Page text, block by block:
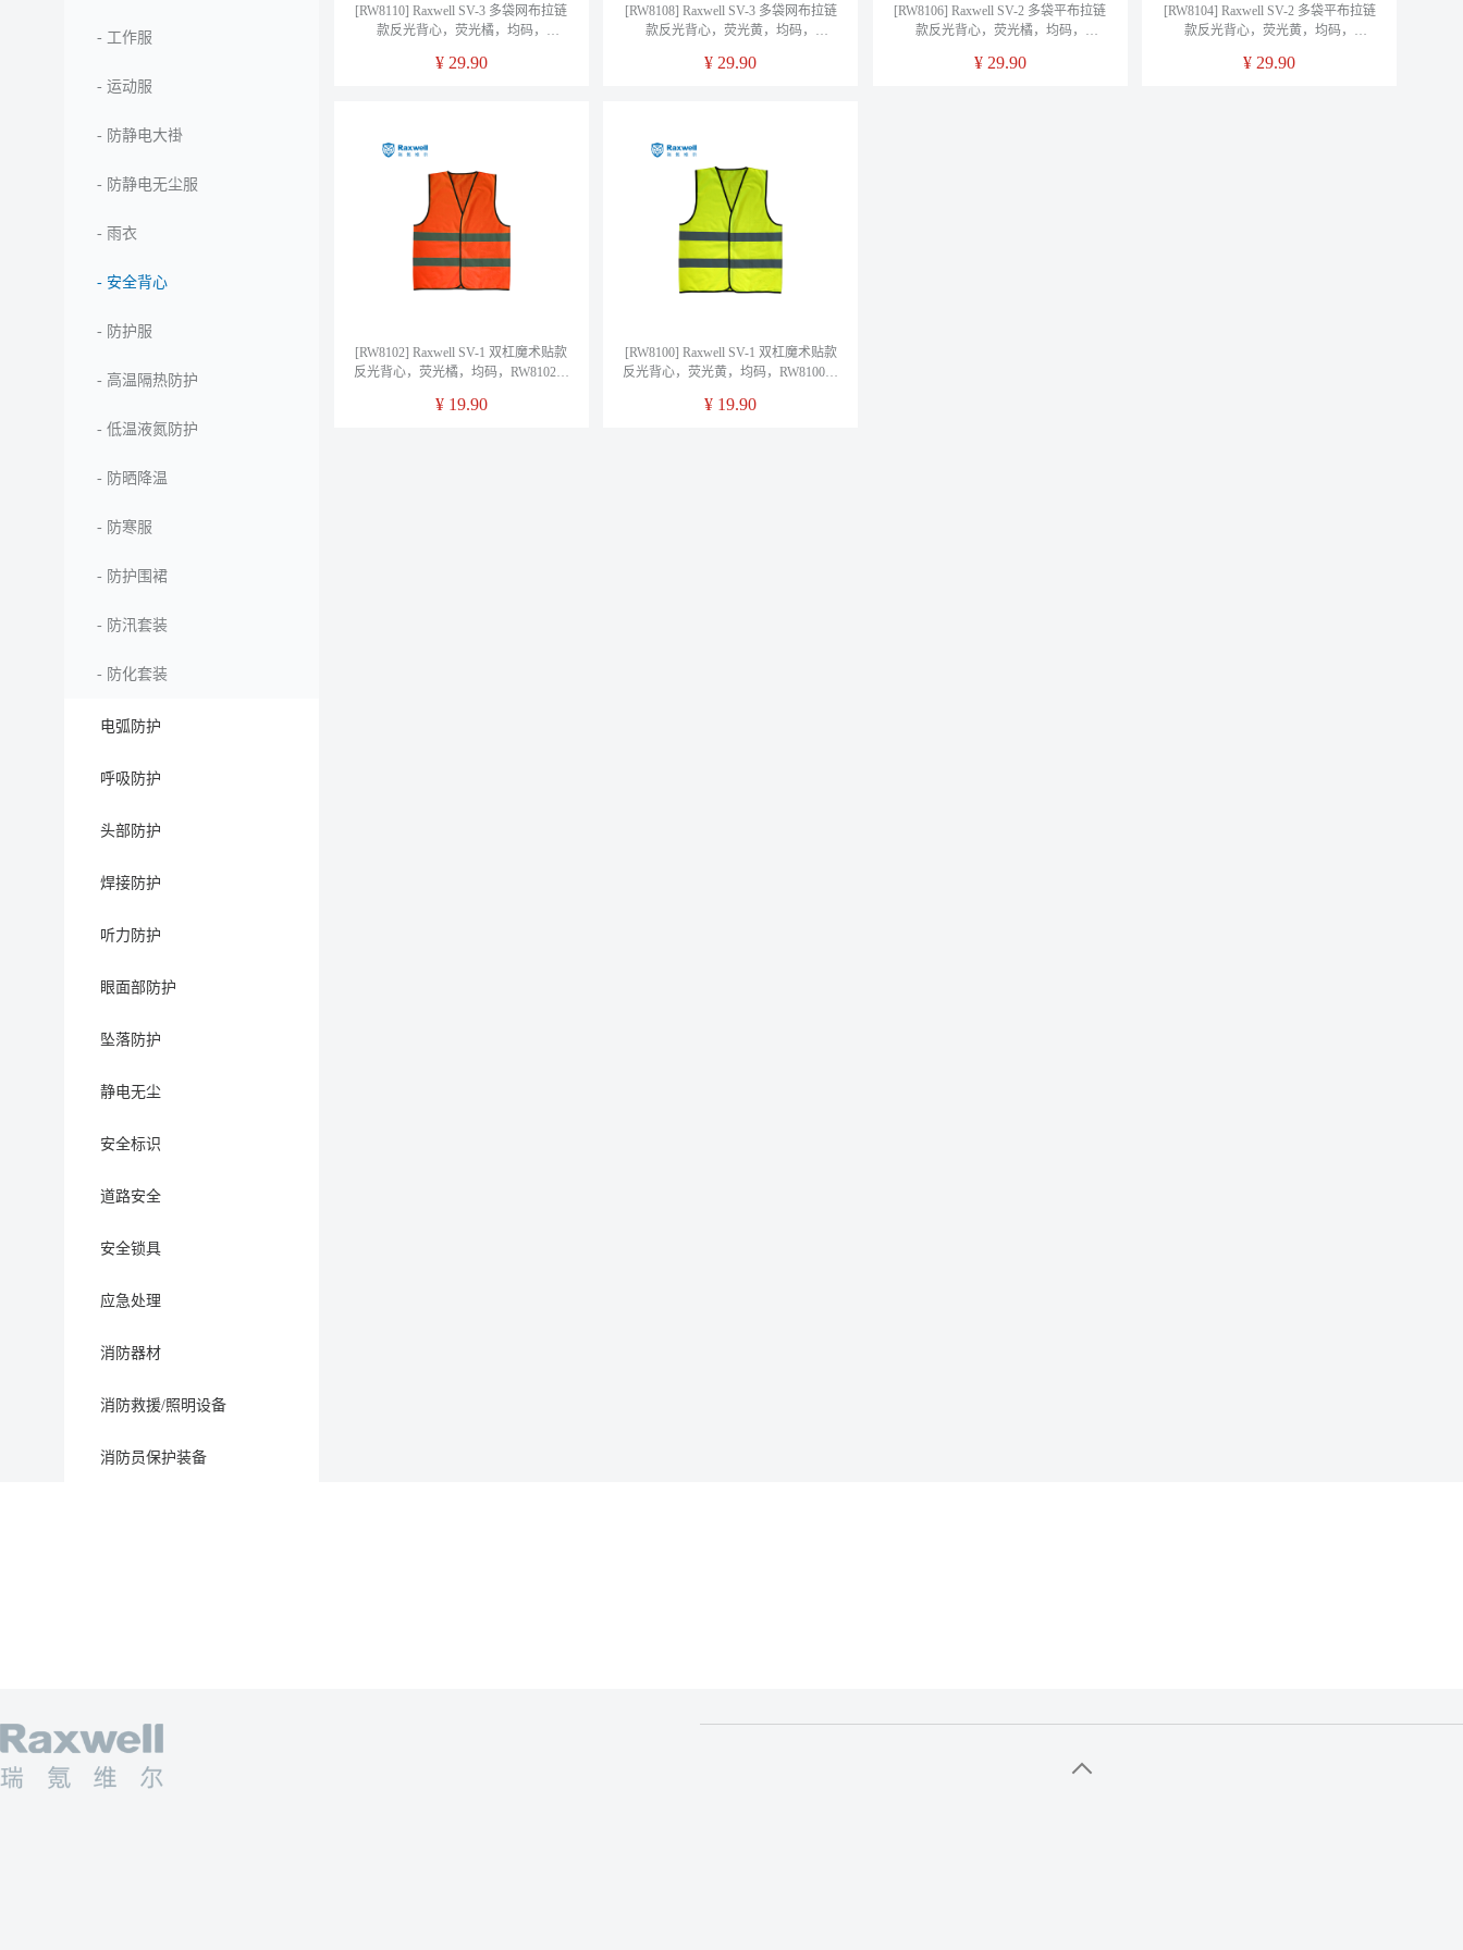
- 工作服
- 运动服
- 防静电大褂
- 防静电无尘服
- 雨衣
- 安全背心
- 防护服
- 高温隔热防护
- 低温液氮防护
- 防晒降温
- 防寒服
- 防护围裙
- 防汛套装
- 防化套装
电弧防护
呼吸防护
头部防护
焊接防护
听力防护
眼面部防护
坠落防护
静电无尘
安全标识
道路安全
安全锁具
应急处理
消防器材
消防救援/照明设备
消防员保护装备
[RW8110] Raxwell SV-3 多袋网布拉链
款反光背心，荧光橘，均码，
¥ 29.90
[RW8108] Raxwell SV-3 多袋网布拉链
款反光背心，荧光黄，均码，
¥ 29.90
[RW8106] Raxwell SV-2 多袋平布拉链
款反光背心，荧光橘，均码，
¥ 29.90
[RW8104] Raxwell SV-2 多袋平布拉链
款反光背心，荧光黄，均码，
¥ 29.90
[RW8102] Raxwell SV-1 双杠魔术贴款
反光背心，荧光橘，均码，RW8102，
¥ 19.90
[RW8100] Raxwell SV-1 双杠魔术贴款
反光背心，荧光黄，均码，RW8100，
¥ 19.90